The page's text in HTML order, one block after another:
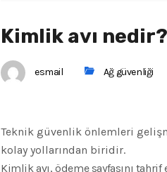
Kimlik avı nedir?
esmail Ağ güvenliği
Teknik güvenlik önlemleri
kolay yollarından biridir.
Kimlik avı, ödeme sayfasını